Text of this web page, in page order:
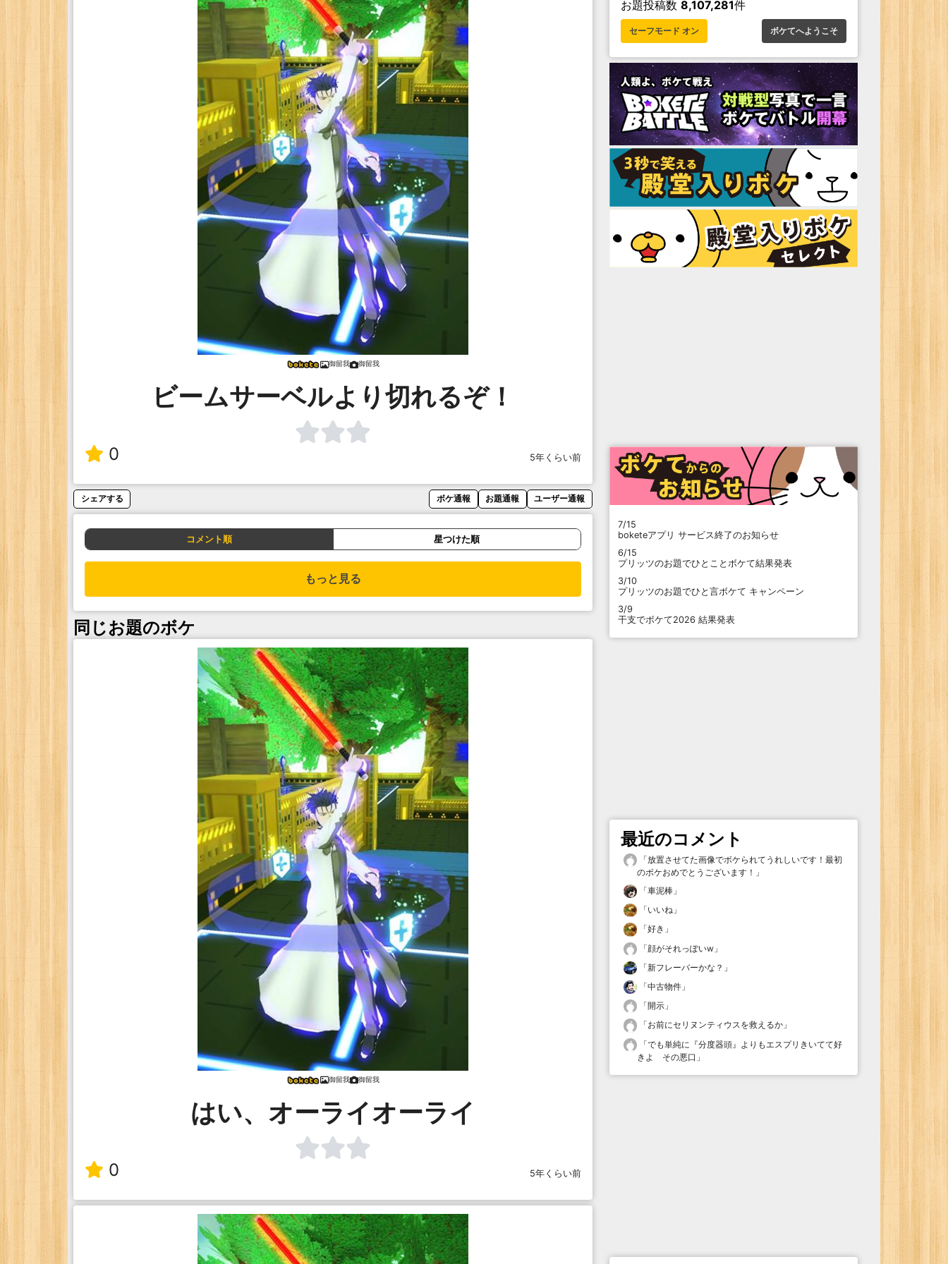
御留我 御留我
ビームサーベルより切れるぞ！
0 5年くらい前
シェアする ボケ通報 お題通報 ユーザー通報
コメント順 星つけた順
もっと見る
同じお題のボケ
御留我 御留我
はい、オーライオーライ
0 5年くらい前
お題投稿数 8,107,281件
セーフモード オン ボケてへようこそ
7/15
boketeアプリ サービス終了のお知らせ
6/15
プリッツのお題でひとことボケて結果発表
3/10
プリッツのお題でひと言ボケて キャンペーン
3/9
干支でボケて2026 結果発表
最近のコメント
「放置させてた画像でボケられてうれしいです！最初
のボケおめでとうございます！ 」
「車泥棒 」
「いいね 」
「好き 」
「顔がそれっぽいw 」
「新フレーバーかな？ 」
「中古物件 」
「開示 」
「お前にセリヌンティウスを救えるか 」
「でも単純に『分度器頭』よりもエスプリきいてて好
きよ その悪口 」